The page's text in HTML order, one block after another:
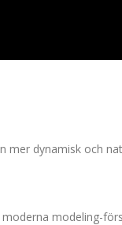
dynamisk och
modeling-